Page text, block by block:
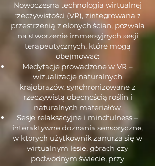
Nowoczesna technologia wirtualnej
rzeczywistości (VR), zintegrowana z
przestrzenią zielonych ścian, pozwala
na stworzenie immersyjnych sesji
terapeutycznych, które mogą
obejmować:
Medytacje prowadzone w VR –
wizualizacje naturalnych
krajobrazów, synchronizowane z
rzeczywistą obecnością roślin i
naturalnych materiałów.
Sesje relaksacyjne i mindfulness –
interaktywne doznania sensoryczne,
w których użytkownik zanurza się w
wirtualnym lesie, górach czy
podwodnym świecie, przy